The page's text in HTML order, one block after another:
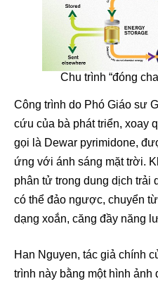
Chu trình “đóng
Công trình do Phó Giáo sư
cứu của bà phát triển, xoay
gọi là Dewar pyrimidone,
ứng với ánh sáng mặt trời.
phân tử trong dung dịch trải
có thể đảo ngược, chuyển
dạng xoắn, căng đầy năng
Han Nguyen, tác giả chính
trình này bằng một hình ảnh